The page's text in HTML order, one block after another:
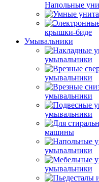
Напольные
крышки-биде
Умывальники
умывальники
умывальники
умывальники
умывальники
машины
умывальники
умывальники